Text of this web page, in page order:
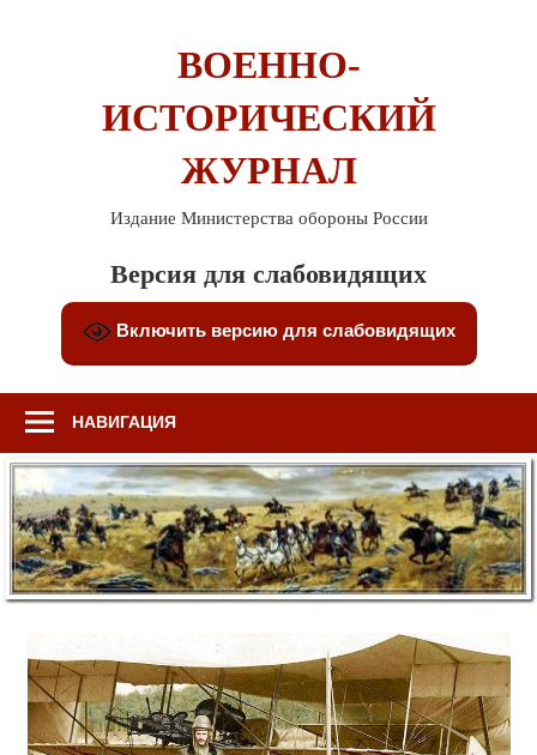
ВОЕННО-
ИСТОРИЧЕСКИЙ
ЖУРНАЛ
Издание Министерства обороны России
Версия для слабовидящих
Включить версию для слабовидящих
НАВИГАЦИЯ